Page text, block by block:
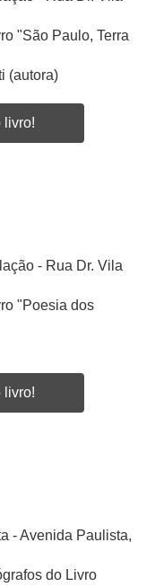
"São Paulo, Terra
(autora)
livro!
- Rua Dr. Vila
"Poesia dos
livro!
- Avenida Paulista,
do Livro